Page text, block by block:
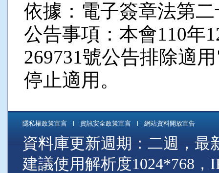
依據：電子簽章法第
公告事項：本會110年
269731號公告排除適
停止適用。
隱私權政策宣言 資訊安全政策宣言 網站資料開放宣告
資料庫更新週期：二週，最
建議使用解析度1024*768